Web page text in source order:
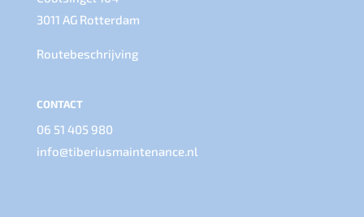
3011 AG Rotterdam
Routebeschrijving
CONTACT
06 51 405 980
info@tiberiusmaintenance.nl